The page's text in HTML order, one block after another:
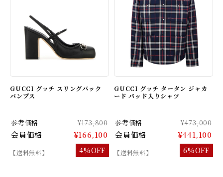
GUCCI グッチ スリングバック
パンプス
参考価格 ¥173,800
会員価格 ¥166,100
【送料無料】 4%OFF
GUCCI グッチ タータン ジャカ
ード パッド入りシャツ
参考価格 ¥473,000
会員価格 ¥441,100
【送料無料】 6%OFF